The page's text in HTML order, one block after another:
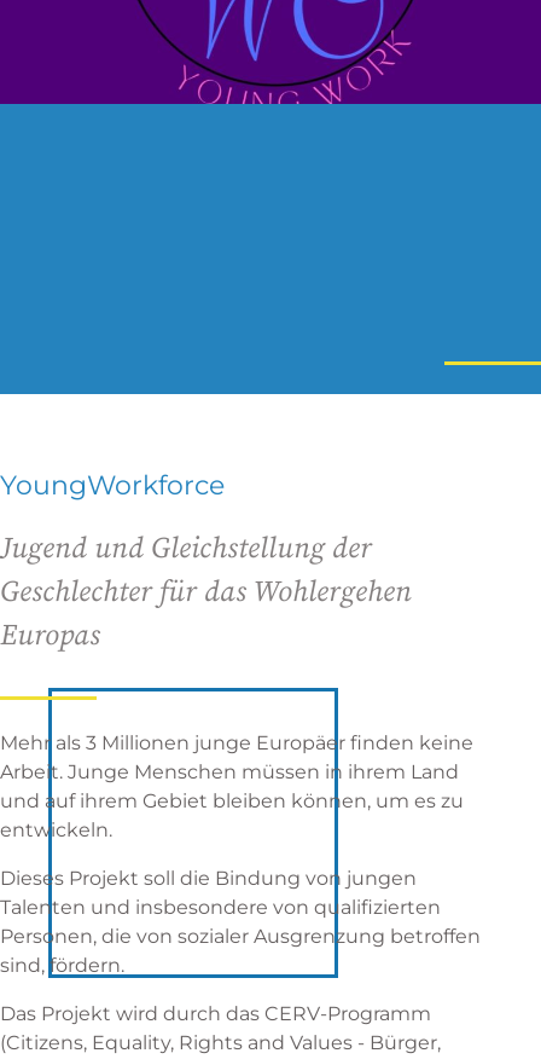
YoungWorkforce
Jugend und Gleichstellung der
Geschlechter für das Wohlergehen
Europas
Mehr als 3 Millionen junge Europäer finden keine
Arbeit. Junge Menschen müssen in ihrem Land
und auf ihrem Gebiet bleiben können, um es zu
entwickeln.
Dieses Projekt soll die Bindung von jungen
Talenten und insbesondere von qualifizierten
Personen, die von sozialer Ausgrenzung betroffen
sind, fördern.
Das Projekt wird durch das CERV-Programm
(Citizens, Equality, Rights and Values - Bürger,